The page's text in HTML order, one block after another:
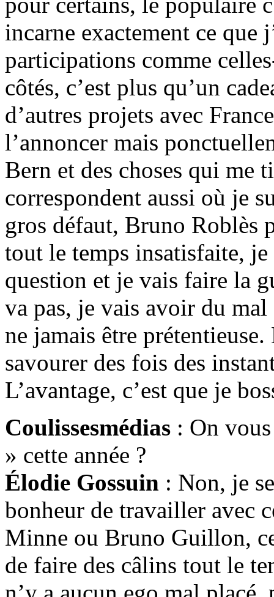
incarne exactement ce que
participations comme
côtés, c’est plus qu’un
d’autres projets avec
l’annoncer mais
Bern et des choses qui me
correspondent aussi où je
gros défaut, Bruno Roblès
tout le temps insatisfaite,
question et je vais faire la
va pas, je vais avoir du mal
ne jamais être prétentieuse.
savourer des fois des
L’avantage, c’est que je
Coulissesmédias : On
» cette année ?
Élodie Gossuin : Non, je
bonheur de travailler avec
Minne ou Bruno Guillon,
de faire des câlins tout le